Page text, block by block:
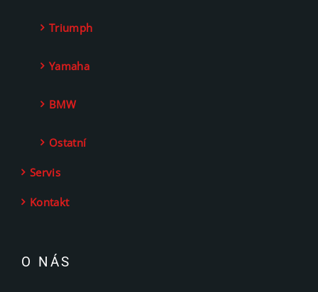
Triumph
Yamaha
BMW
Ostatní
Servis
Kontakt
O NÁS